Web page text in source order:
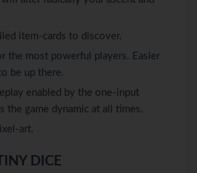
item-cards to discover.
the most powerful players. Easier
be up there.
enabled by the one-input
the game dynamic at all times.
art.
DICE